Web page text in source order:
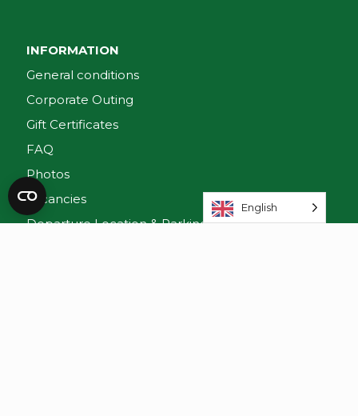
INFORMATION
General conditions
Corporate Outing
Gift Certificates
FAQ
Photos
Vacancies
Departure Location & Parking
English